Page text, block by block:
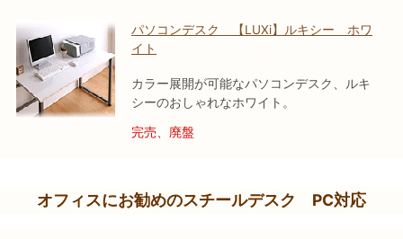
パソコンデスク 【LUXi】ルキシー ホワ
イト
カラー展開が可能なパソコンデスク、ルキ
シーのおしゃれなホワイト。
完売、廃盤
オフィスにお勧めのスチールデスク PC対応